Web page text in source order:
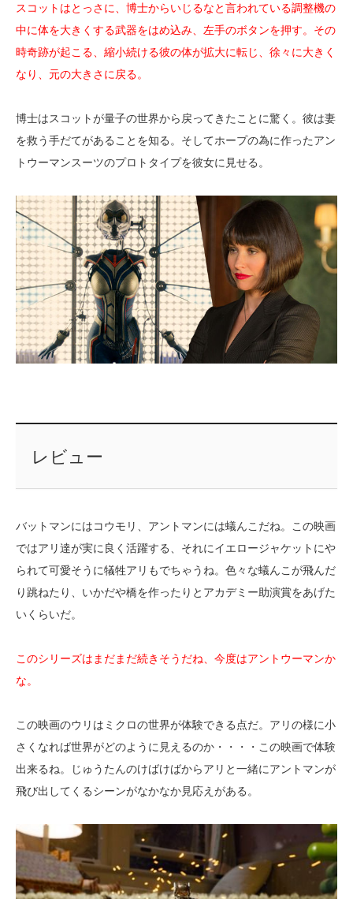
スコットはとっさに、博士からいじるなと言われている調整機の
中に体を大きくする武器をはめ込み、左手のボタンを押す。その
時奇跡が起こる、縮小続ける彼の体が拡大に転じ、徐々に大きく
なり、元の大きさに戻る。
博士はスコットが量子の世界から戻ってきたことに驚く。彼は妻
を救う手だてがあることを知る。そしてホープの為に作ったアン
トウーマンスーツのプロトタイプを彼女に見せる。
レビュー
バットマンにはコウモリ、アントマンには蟻んこだね。この映画
ではアリ達が実に良く活躍する、それにイエロージャケットにや
られて可愛そうに犠牲アリもでちゃうね。色々な蟻んこが飛んだ
り跳ねたり、いかだや橋を作ったりとアカデミー助演賞をあげた
いくらいだ。
このシリーズはまだまだ続きそうだね、今度はアントウーマンか
な。
この映画のウリはミクロの世界が体験できる点だ。アリの様に小
さくなれば世界がどのように見えるのか・・・・この映画で体験
出来るね。じゅうたんのけばけばからアリと一緒にアントマンが
飛び出してくるシーンがなかなか見応えがある。